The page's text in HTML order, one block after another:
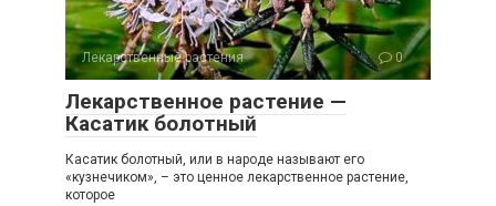
Лекарственные растения 0
Лекарственное растение —
Касатик болотный
Касатик болотный, или в народе называют его
«кузнечиком», – это ценное лекарственное растение,
которое